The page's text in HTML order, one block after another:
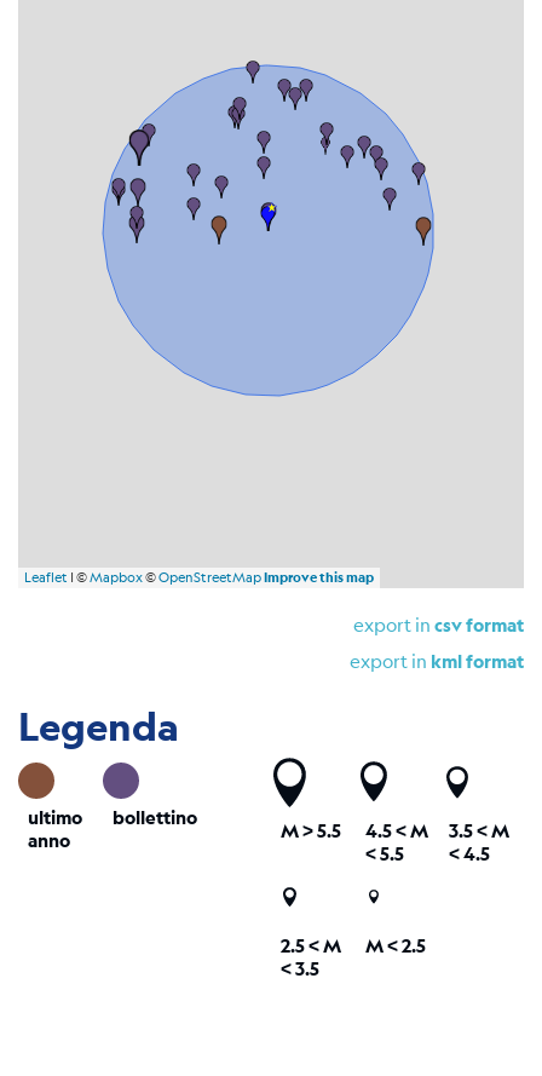
Leaflet | ©Mapbox©OpenStreetMapImprove this map
export in csv format
export in kml format
Legenda
ultimo
anno
bollettino
M> 5.5 4.5 <M
< 5.5
3.5 <M
< 4.5
2.5 <M
< 3.5
M < 2.5